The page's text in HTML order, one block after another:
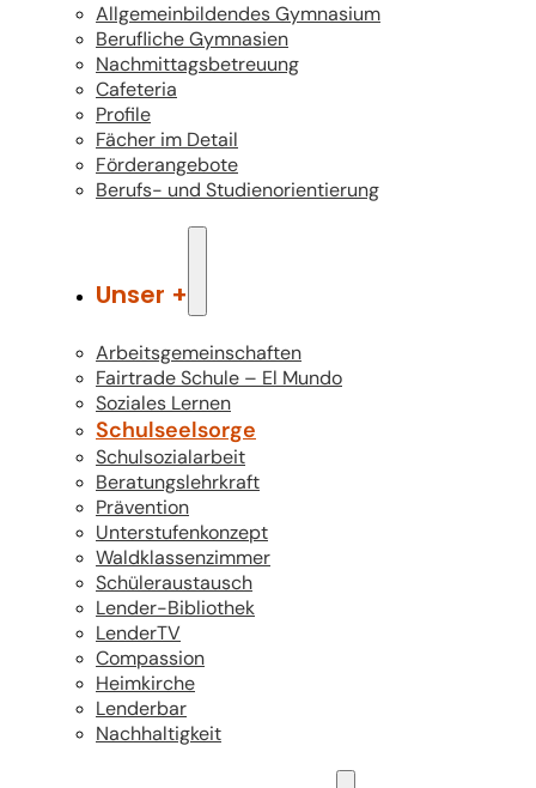
Allgemeinbildendes Gymnasium
Berufliche Gymnasien
Nachmittagsbetreuung
Cafeteria
Profile
Fächer im Detail
Förderangebote
Berufs- und Studienorientierung
Unser +
Arbeitsgemeinschaften
Fairtrade Schule – El Mundo
Soziales Lernen
Schulseelsorge
Schulsozialarbeit
Beratungslehrkraft
Prävention
Unterstufenkonzept
Waldklassenzimmer
Schüleraustausch
Lender-Bibliothek
LenderTV
Compassion
Heimkirche
Lenderbar
Nachhaltigkeit